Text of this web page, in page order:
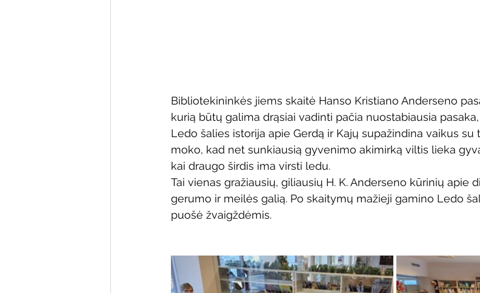
Bibliotekininkės jiems skaitė Hanso Kristiano Anderseno
kurią būtų galima drąsiai vadinti pačia nuostabiausia
Ledo šalies istorija apie Gerdą ir Kajų supažindina vaikus
moko, kad net sunkiausią gyvenimo akimirką viltis lieka
kai draugo širdis ima virsti ledu.
Tai vienas gražiausių, giliausių H. K. Anderseno kūrinių apie
gerumo ir meilės galią. Po skaitymų mažieji gamino Ledo
puošė žvaigždėmis.